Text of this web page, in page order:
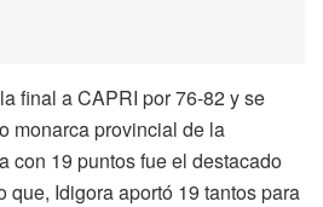
final a CAPRI por 76-82 y se
monarca provincial de la
con 19 puntos fue el destacado
que, Idigora aportó 19 tantos para